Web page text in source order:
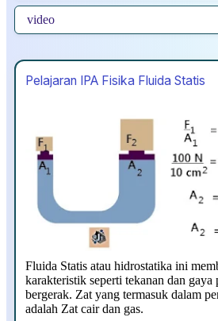
video
Pelajaran IPA Fisika Fluida Statis
Fluida Statis atau hidrostatika ini
karakteristik seperti tekanan dan
bergerak. Zat yang termasuk dalam
adalah Zat cair dan gas.